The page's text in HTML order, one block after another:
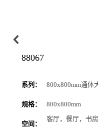
88067
系列： 800x800mm通体
规格： 800x800mm
空间：
客厅，餐厅，书